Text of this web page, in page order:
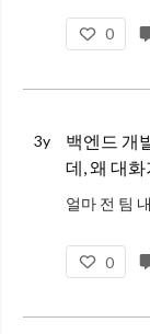
ESLint:
0
3y
백엔드 개
데, 왜 대
프론트엔드
0